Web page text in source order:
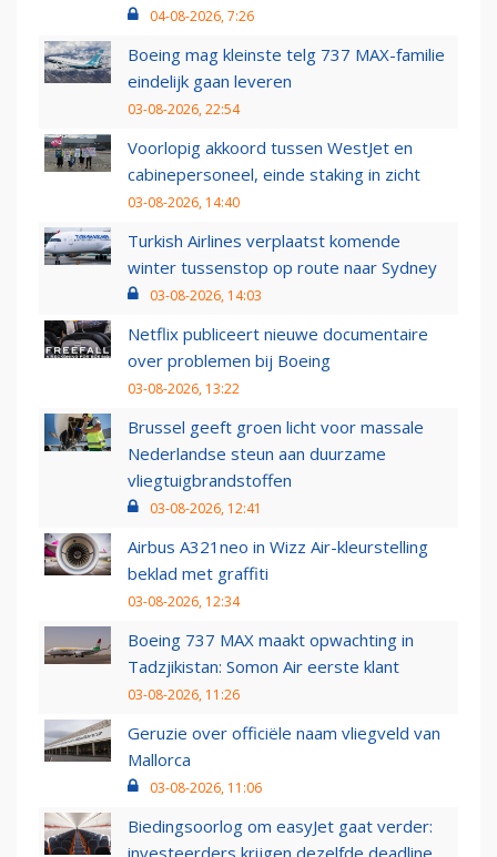
04-08-2026, 7:26
Boeing mag kleinste telg 737 MAX-familie
eindelijk gaan leveren
03-08-2026, 22:54
Voorlopig akkoord tussen WestJet en
cabinepersoneel, einde staking in zicht
03-08-2026, 14:40
Turkish Airlines verplaatst komende
winter tussenstop op route naar Sydney
03-08-2026, 14:03
Netflix publiceert nieuwe documentaire
over problemen bij Boeing
03-08-2026, 13:22
Brussel geeft groen licht voor massale
Nederlandse steun aan duurzame
vliegtuigbrandstoffen
03-08-2026, 12:41
Airbus A321neo in Wizz Air-kleurstelling
beklad met graffiti
03-08-2026, 12:34
Boeing 737 MAX maakt opwachting in
Tadzjikistan: Somon Air eerste klant
03-08-2026, 11:26
Geruzie over officiële naam vliegveld van
Mallorca
03-08-2026, 11:06
Biedingsoorlog om easyJet gaat verder: